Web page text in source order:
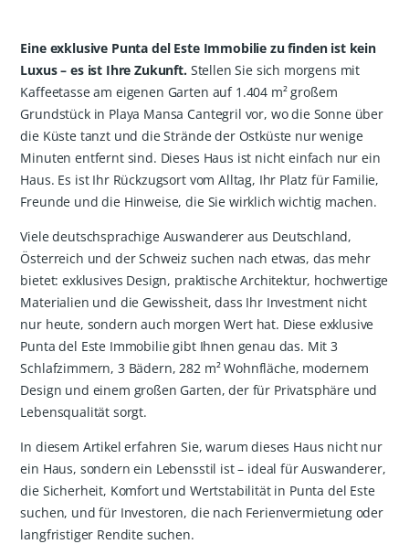
Eine exklusive Punta del Este Immobilie zu finden ist kein
Luxus – es ist Ihre Zukunft.Stellen Sie sich morgens mit
Kaffeetasse am eigenen Garten auf 1.404 m² großem
Grundstück in Playa Mansa Cantegril vor, wo die Sonne über
die Küste tanzt und die Strände der Ostküste nur wenige
Minuten entfernt sind. Dieses Haus ist nicht einfach nur ein
Haus. Es ist Ihr Rückzugsort vom Alltag, Ihr Platz für Familie,
Freunde und die Hinweise, die Sie wirklich wichtig machen.
Viele deutschsprachige Auswanderer aus Deutschland,
Österreich und der Schweiz suchen nach etwas, das mehr
bietet: exklusives Design, praktische Architektur, hochwertige
Materialien und die Gewissheit, dass Ihr Investment nicht
nur heute, sondern auch morgen Wert hat. Diese exklusive
Punta del Este Immobilie gibt Ihnen genau das. Mit 3
Schlafzimmern, 3 Bädern, 282 m² Wohnfläche, modernem
Design und einem großen Garten, der für Privatsphäre und
Lebensqualität sorgt.
In diesem Artikel erfahren Sie, warum dieses Haus nicht nur
ein Haus, sondern ein Lebensstil ist – ideal für Auswanderer,
die Sicherheit, Komfort und Wertstabilität in Punta del Este
suchen, und für Investoren, die nach Ferienvermietung oder
langfristiger Rendite suchen.